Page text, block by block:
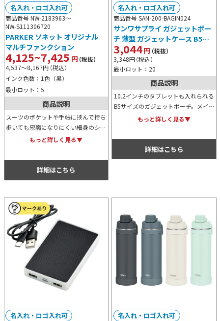
商品番号 NW-2183963～
NW-S111306720
PARKER ソネット オリジナル
マルチファンクション
4,125~7,425 円（税抜）
4,537～8,167円（税込）
インク色数：1色（黒）
最小ロット：5
名入れ・ロゴ入れ可
商品説明
スーツのポケットや手帳に挟んで持ち
歩いても邪魔になりにくい細身のシル
エットながら、細部にまでこだわった
く、マルチファンクションペンです。
もっと詳しく見る▼
詳細はこちら
商品番号 SAN-200-BAGIN024
サンワサプライ ガジェットポー
チ 薄型 ガジェットケース B5サ
イズ モバイルバッテリーケース
タブレットケース Nintendo
Switchケース 収納
3,044円（税抜）
3,348円（税込）
最小ロット：20
名入れ・ロゴ入れ可
商品説明
10.2インチのタブレットも入れられる
B5サイズのガジェットポーチ。メイ
ン収納部とメッシュ収納部にはそれぞ
もっと詳しく見る▼
詳細はこちら
名入れ・ロゴ入れ可
名入れ・ロゴ入れ可